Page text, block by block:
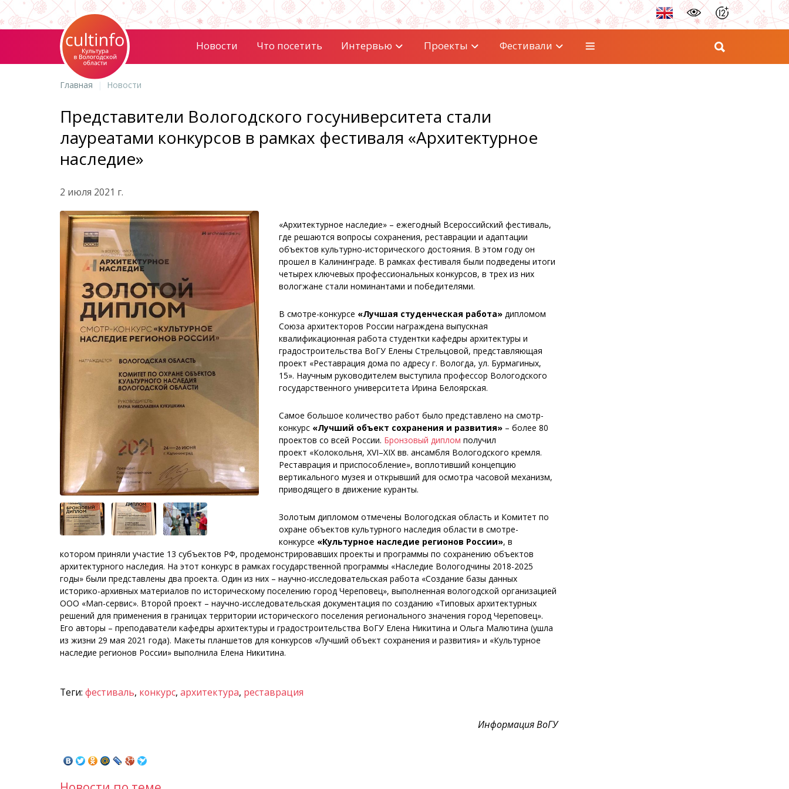
Новости Что посетить Интервью Проекты Фестивали
Главная Новости
Представители Вологодского госуниверситета стали
лауреатами конкурсов в рамках фестиваля «Архитектурное
наследие»
2 июля 2021 г.
«Архитектурное наследие» – ежегодный Всероссийский фестиваль,
где решаются вопросы сохранения, реставрации и адаптации
объектов культурно-исторического достояния. В этом году он
прошел в Калининграде. В рамках фестиваля были подведены итоги
четырех ключевых профессиональных конкурсов, в трех из них
вологжане стали номинантами и победителями.
В смотре-конкурсе «Лучшая студенческая работа» дипломом
Союза архитекторов России награждена выпускная
квалификационная работа студентки кафедры архитектуры и
градостроительства ВоГУ Елены Стрельцовой, представляющая
проект «Реставрация дома по адресу г. Вологда, ул. Бурмагиных,
15». Научным руководителем выступила профессор Вологодского
государственного университета Ирина Белоярская.
Самое большое количество работ было представлено на смотр-
конкурс «Лучший объект сохранения и развития»– более 80
проектов со всей России. Бронзовый диплом получил
проект «Колокольня, XVI–XIX вв. ансамбля Вологодского кремля.
Реставрация и приспособление», воплотивший концепцию
вертикального музея и открывший для осмотра часовой механизм,
приводящего в движение куранты.
Золотым дипломом отмечены Вологодская область и Комитет по
охране объектов культурного наследия области в смотре-
конкурсе «Культурное наследие регионов России», в
котором приняли участие 13 субъектов РФ, продемонстрировавших проекты и программы по сохранению объектов
архитектурного наследия. На этот конкурс в рамках государственной программы «Наследие Вологодчины 2018-2025
годы» были представлены два проекта. Один из них – научно-исследовательская работа «Создание базы данных
историко-архивных материалов по историческому поселению город Череповец», выполненная вологодской организацией
ООО «Мап-сервис». Второй проект – научно-исследовательская документация по созданию «Типовых архитектурных
решений для применения в границах территории исторического поселения регионального значения город Череповец».
Его авторы – преподаватели кафедры архитектуры и градостроительства ВоГУ Елена Никитина и Ольга Малютина (ушла
из жизни 29 мая 2021 года). Макеты планшетов для конкурсов «Лучший объект сохранения и развития» и «Культурное
наследие регионов России» выполнила Елена Никитина.
Теги: фестиваль, конкурс, архитектура, реставрация
Информация ВоГУ